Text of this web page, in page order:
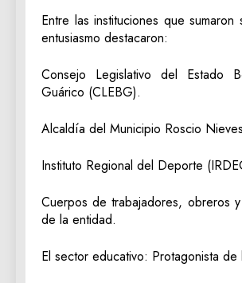
‎Entre las instituciones que
entusiasmo destacaron:
‎Consejo Legislativo del Estado
Guárico (CLEBG).
‎Alcaldía del Municipio Roscio
‎Instituto Regional del Deporte
‎Cuerpos de trabajadores, obreros
de la entidad.
‎El sector educativo: Protagonista de